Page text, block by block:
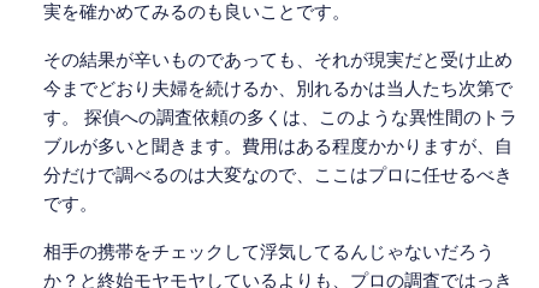
実を確かめてみるのも良いことです。
その結果が辛いものであっても、それが現実だと受け止め
今までどおり夫婦を続けるか、別れるかは当人たち次第で
す。 探偵への調査依頼の多くは、このような異性間のトラ
ブルが多いと聞きます。費用はある程度かかりますが、自
分だけで調べるのは大変なので、ここはプロに任せるべき
です。
相手の携帯をチェックして浮気してるんじゃないだろう
か？と終始モヤモヤしているよりも、プロの調査ではっき